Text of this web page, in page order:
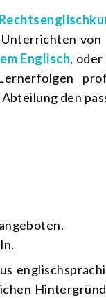
von
Englisch, oder
den